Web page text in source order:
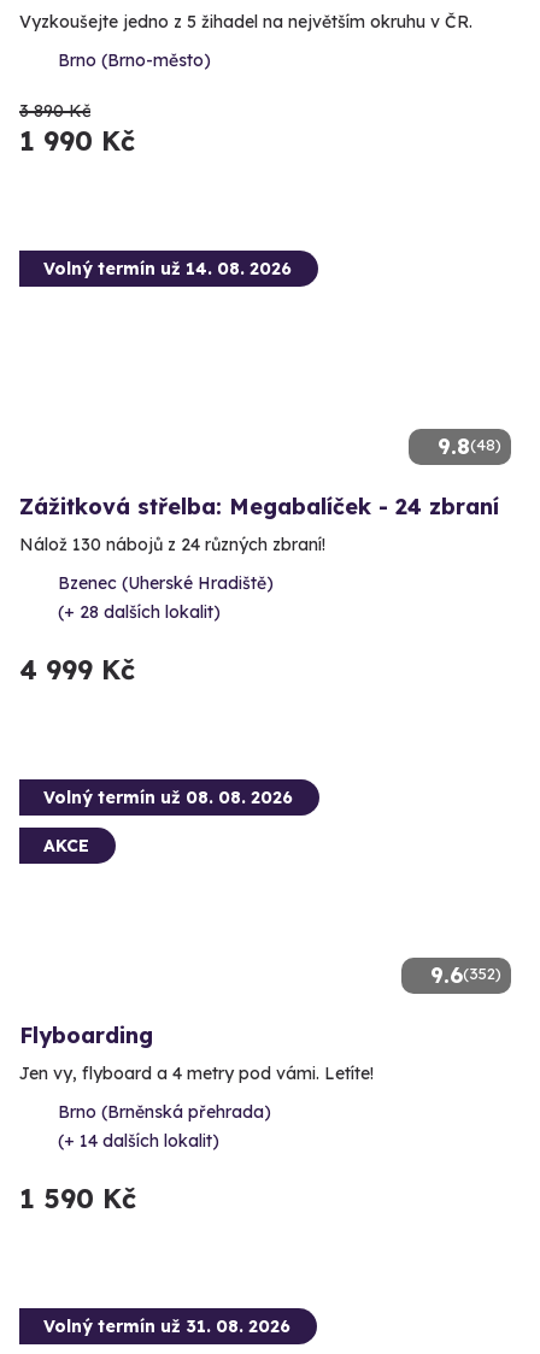
Vyzkoušejte jedno z 5 žihadel na největším okruhu v ČR.
Brno (Brno-město)
3 890 Kč
1 990 Kč
9.8(48)
Volný termín už 14. 08. 2026
Zážitková střelba: Megabalíček - 24 zbraní
Nálož 130 nábojů z 24 různých zbraní!
Bzenec (Uherské Hradiště)
(+ 28 dalších lokalit)
4 999 Kč
9.6(352)
Volný termín už 08. 08. 2026
AKCE
Flyboarding
Jen vy, flyboard a 4 metry pod vámi. Letíte!
Brno (Brněnská přehrada)
(+ 14 dalších lokalit)
1 590 Kč
Volný termín už 31. 08. 2026